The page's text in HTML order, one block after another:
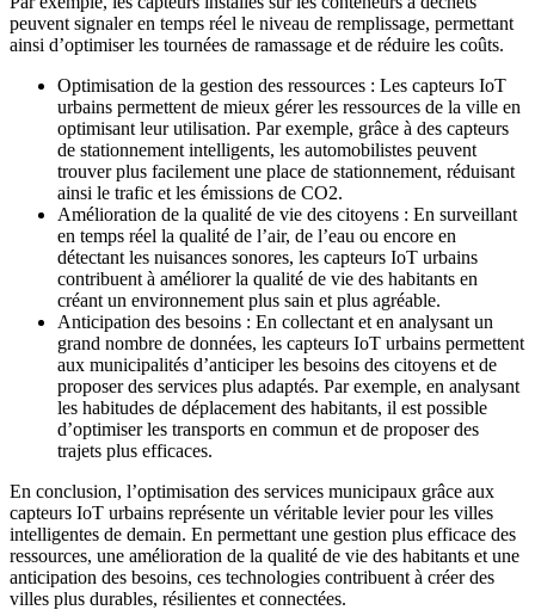
peuvent signaler en temps réel le niveau de remplissage, permettant
ainsi d’optimiser les tournées de ramassage et de réduire les coûts.
Optimisation de la gestion des ressources : Les capteurs IoT
urbains permettent de mieux gérer les ressources de la ville en
optimisant leur utilisation. Par exemple, grâce à des capteurs
de stationnement intelligents, les automobilistes peuvent
trouver plus facilement une place de stationnement, réduisant
ainsi le trafic et les émissions de CO2.
Amélioration de la qualité de vie des citoyens : En surveillant
en temps réel la qualité de l’air, de l’eau ou encore en
détectant les nuisances sonores, les capteurs IoT urbains
contribuent à améliorer la qualité de vie des habitants en
créant un environnement plus sain et plus agréable.
Anticipation des besoins : En collectant et en analysant un
grand nombre de données, les capteurs IoT urbains permettent
aux municipalités d’anticiper les besoins des citoyens et de
proposer des services plus adaptés. Par exemple, en analysant
les habitudes de déplacement des habitants, il est possible
d’optimiser les transports en commun et de proposer des
trajets plus efficaces.
En conclusion, l’optimisation des services municipaux grâce aux
capteurs IoT urbains représente un véritable levier pour les villes
intelligentes de demain. En permettant une gestion plus efficace des
ressources, une amélioration de la qualité de vie des habitants et une
anticipation des besoins, ces technologies contribuent à créer des
villes plus durables, résilientes et connectées.